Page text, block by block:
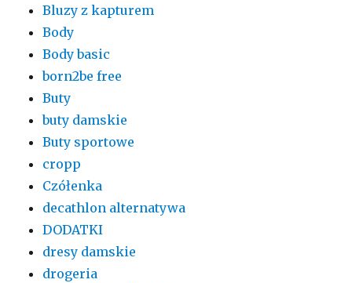
Bluzy z kapturem
Body
Body basic
born2be free
Buty
buty damskie
Buty sportowe
cropp
Czółenka
decathlon alternatywa
DODATKI
dresy damskie
drogeria